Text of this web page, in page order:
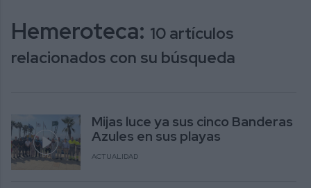
Hemeroteca: 10 artículos
relacionados con su búsqueda
Mijas luce ya sus cinco Banderas
Azules en sus playas
ACTUALIDAD